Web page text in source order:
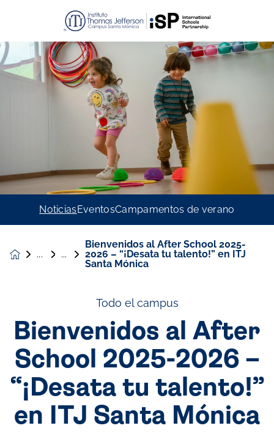
NoticiasEventosCampamentos de verano
Bienvenidos al After School 2025-
2026 – “¡Desata tu talento!” en ITJ
Santa Mónica
Todo el campus
Bienvenidos al After
School 2025-2026 –
“¡Desata tu talento!”
en ITJ Santa Mónica